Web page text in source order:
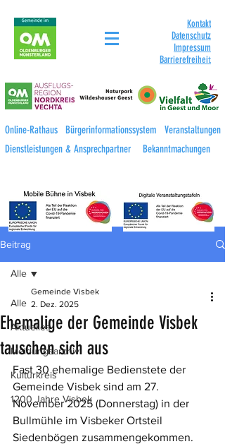
Kontakt
Datenschutz
Impressum
Barrierefreiheit
Online-Rathaus Bürgerinformationssystem
Veranstaltungen
Dienstleistungen & Ansprechpartner
Bekanntmachungen
Beitrag
Alle
Aktuelles
Meldungsarchiv
Kulturkreis
1200 Jahre Visbek
Alle
Ehemalige der Gemeinde Visbek
tauschen sich aus
Gemeinde Visbek
2. Dez. 2025
Fast 30 ehemalige Bedienstete der
Gemeinde Visbek sind am 27.
November 2025 (Donnerstag) in der
Bullmühle im Visbeker Ortsteil
Siedenbögen zusammengekommen.